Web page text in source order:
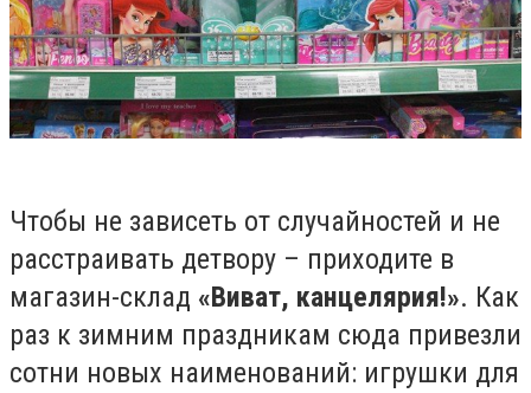
Чтобы не зависеть от случайностей и не
расстраивать детвору – приходите в
магазин-склад «Виват, канцелярия!». Как
раз к зимним праздникам сюда привезли
сотни новых наименований: игрушки для